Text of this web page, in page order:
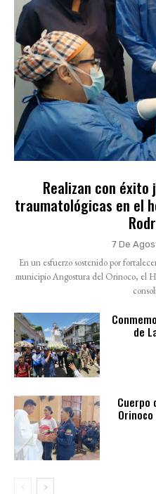
Realizan con
traumatológicas en el
7 De
En un esfuerzo sostenido por
municipio Angostura del Orinoco, el
de
Cuerpo